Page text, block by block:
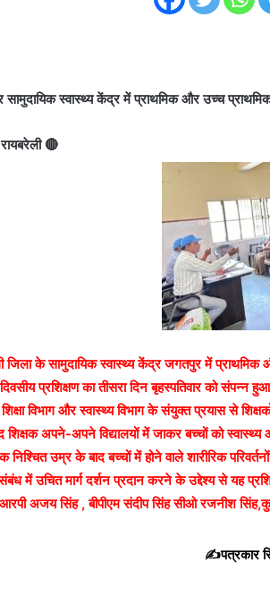
स्वास्थ्य केंद्र में प्राथमिक और उच्च प्राथमिक
🔴
जिला के सामुदायिक स्वास्थ्य केंद्र जगतपुर में प्राथमिक
प्रशिक्षण का तीसरा दिन बृहस्पतिवार को
विभाग और स्वास्थ्य विभाग के संयुक्त प्रयास से
अपने-अपने विद्यालयों में जाकर बच्चों को
निश्चित उम्र के बाद बच्चों में होने वाले शारीरिक
में उचित मार्ग दर्शन प्रदान करने के उद्देश्य से यह
आरपी अजय सिंह , बीपीएम संदीप सिंह सीओ रजनीश
✍️पत्रकार